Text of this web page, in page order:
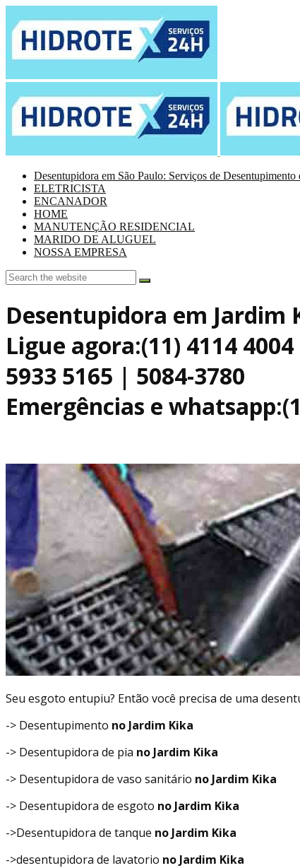
Desentupidora em São Paulo: Serviços de
ELETRICISTA
ENCANADOR
HOME
MANUTENÇÃO RESIDENCIAL
MARIDO DE ALUGUEL
NOSSA EMPRESA
Desentupidora em Jardim
Ligue agora:(11) 4114 4004
5933 5165 | 5084-3780
Emergências e
Seu esgoto entupiu? Então você precisa de uma
-> Desentupimento no Jardim Kika
-> Desentupidora de pia no Jardim Kika
-> Desentupidora de vaso sanitário no Jardim Kika
-> Desentupidora de esgoto no Jardim Kika
->Desentupidora de tanque no Jardim Kika
->desentupidora de lavatorio no Jardim Kika